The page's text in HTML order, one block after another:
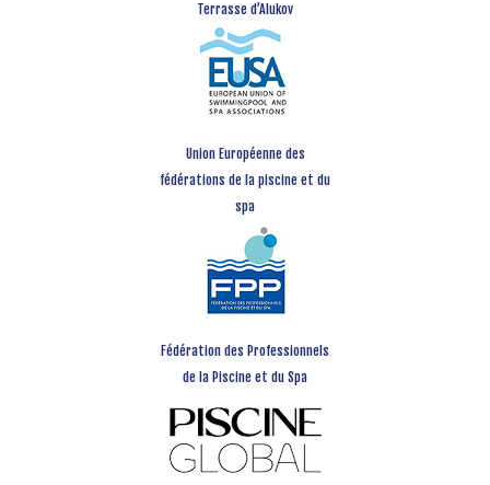
Terrasse d’Alukov
Union Européenne des
fédérations de la piscine et du
spa
Fédération des Professionnels
de la Piscine et du Spa